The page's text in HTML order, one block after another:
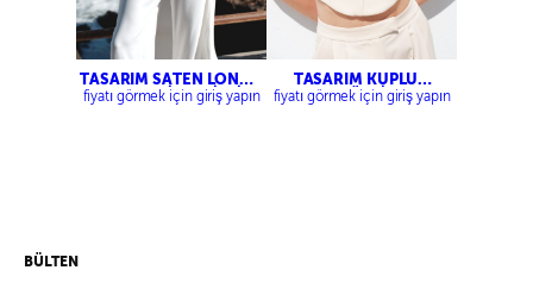
TASARIM SATEN LONG
TOP – BELİ LASTİKLİ
SATEN PANTOLON
fiyatı görmek için giriş yapın
TASARIM KUPLU
KORSE BÜSTİYER –
ÇİFT PİLELİ PALAZZO
fiyatı görmek için giriş yapın
BÜLTEN